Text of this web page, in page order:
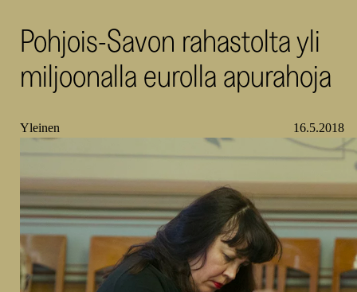
Pohjois-Savon rahastolta yli
miljoonalla eurolla apurahoja
Yleinen 16.5.2018